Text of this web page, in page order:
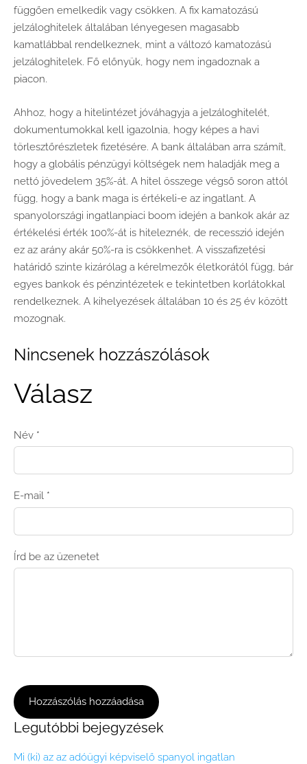
Legutóbbi bejegyzések
Mi (ki) az az adóügyi képviselő spanyol ingatlan
függően emelkedik vagy csökken. A fix kamatozású
jelzáloghitelek általában lényegesen magasabb
kamatlábbal rendelkeznek, mint a változó kamatozású
jelzáloghitelek. Fő előnyük, hogy nem ingadoznak a
piacon.
Ahhoz, hogy a hitelintézet jóváhagyja a jelzáloghitelét,
dokumentumokkal kell igazolnia, hogy képes a havi
törlesztőrészletek fizetésére. A bank általában arra számít,
hogy a globális pénzügyi költségek nem haladják meg a
nettó jövedelem 35%-át. A hitel összege végső soron attól
függ, hogy a bank maga is értékeli-e az ingatlant. A
spanyolországi ingatlanpiaci boom idején a bankok akár az
értékelési érték 100%-át is hiteleznék, de recesszió idején
ez az arány akár 50%-ra is csökkenhet. A visszafizetési
határidő szinte kizárólag a kérelmezők életkorától függ, bár
egyes bankok és pénzintézetek e tekintetben korlátokkal
rendelkeznek. A kihelyezések általában 10 és 25 év között
mozognak.
Nincsenek hozzászólások
Válasz
Név *
E-mail *
Írd be az üzenetet